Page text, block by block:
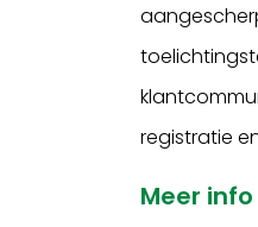
registratie
Meer info